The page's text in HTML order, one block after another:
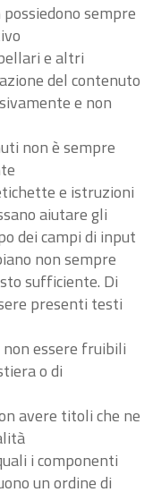
sempre
e altri
del contenuto
e non
non è sempre
e istruzioni
aiutare gli
dei campi di input
non sempre
sufficiente. Di
presenti testi
essere fruibili
o di
avere titoli che ne
i componenti
un ordine di